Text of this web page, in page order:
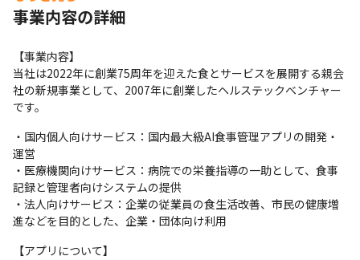
事業内容の詳細
【事業内容】
当社は2022年に創業75周年を迎えた食とサービスを展開する親会
社の新規事業として、2007年に創業したヘルステックベンチャー
です。
・国内個人向けサービス：国内最大級AI食事管理アプリの開発・
運営
・医療機関向けサービス：病院での栄養指導の一助として、食事
記録と管理者向けシステムの提供
・法人向けサービス：企業の従業員の食生活改善、市民の健康増
進などを目的とした、企業・団体向け利用
【アプリについて】